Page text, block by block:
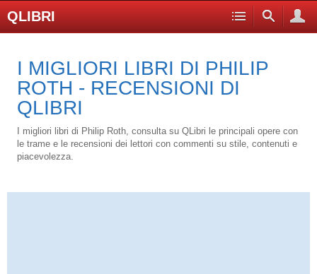
QLIBRI
I MIGLIORI LIBRI DI PHILIP
ROTH - RECENSIONI DI
QLIBRI
I migliori libri di Philip Roth, consulta su QLibri le principali opere con
le trame e le recensioni dei lettori con commenti su stile, contenuti e
piacevolezza.